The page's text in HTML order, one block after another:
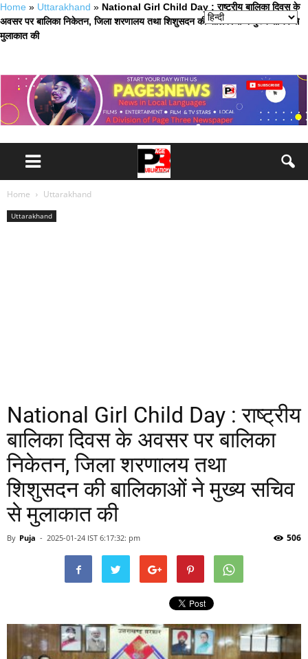
Home » Uttarakhand » National Girl Child Day : राष्ट्रीय बालिका दिवस के
अवसर पर बालिका निकेतन, जिला शरणालय तथा शिशुसदन की बालिकाओं ने मुख्य सचिव से
मुलाकात की
Home Uttarakhand
Uttarakhand
National Girl Child Day : राष्ट्रीय
बालिका दिवस के अवसर पर बालिका
निकेतन, जिला शरणालय तथा
शिशुसदन की बालिकाओं ने मुख्य सचिव
से मुलाकात की
By Puja - 2025-01-24 IST 6:17:32: pm 506